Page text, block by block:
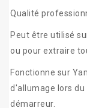
Qualité
Peut être utilisé
ou pour extraire
Fonctionne sur
d'allumage lors
démarreur.